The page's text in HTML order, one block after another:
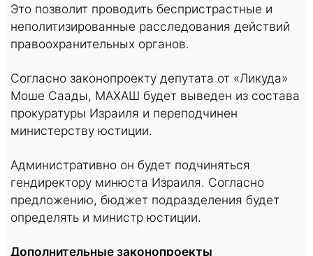
Это позволит проводить беспристрастные и
неполитизированные расследования действий
правоохранительных органов.
Согласно законопроекту депутата от «Ликуда»
Моше Саады, МАХАШ будет выведен из состава
прокуратуры Израиля и переподчинен
министерству юстиции.
Административно он будет подчиняться
гендиректору минюста Израиля. Согласно
предложению, бюджет подразделения будет
определять и министр юстиции.
Дополнительные законопроекты